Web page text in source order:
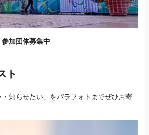
参加団体募集中
ト
知らせたい」をパラフォトまでぜひお寄